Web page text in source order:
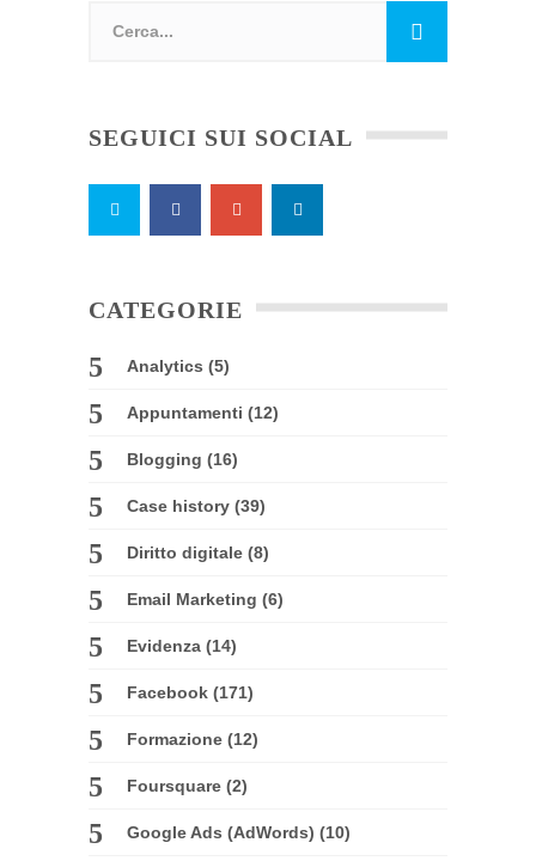
SEGUICI SUI SOCIAL
CATEGORIE
Analytics (5)
Appuntamenti (12)
Blogging (16)
Case history (39)
Diritto digitale (8)
Email Marketing (6)
Evidenza (14)
Facebook (171)
Formazione (12)
Foursquare (2)
Google Ads (AdWords) (10)